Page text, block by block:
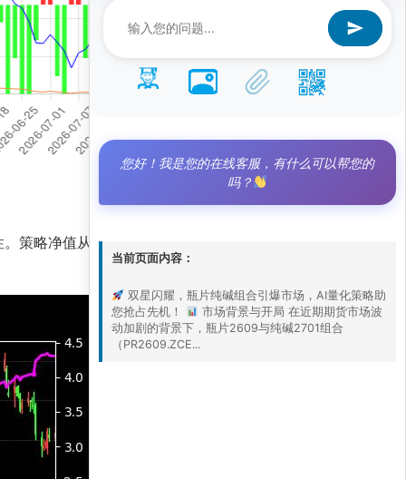
略净值从基准的1.1飙升至2.9，涨幅高达
您好！我是您的在线客服，有什么可以帮您的
吗？
当前页面内容：
双星闪耀，瓶片纯碱组合引爆市场，AI量化策略助
您抢占先机！
市场背景与开局 在近期期货市场波
动加剧的背景下，瓶片2609与纯碱2701组合
（PR2609.ZCE...